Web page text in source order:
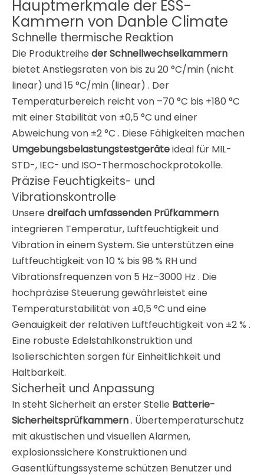
Hauptmerkmale der ESS-
Kammern von Danble Climate
Schnelle thermische Reaktion
Die Produktreihe der Schnellwechselkammern
bietet Anstiegsraten von bis zu 20 °C/min (nicht
linear) und 15 °C/min (linear) . Der
Temperaturbereich reicht von –70 °C bis +180 °C
mit einer Stabilität von ±0,5 °C und einer
Abweichung von ±2 °C . Diese Fähigkeiten machen
Umgebungsbelastungstestgeräteideal für MIL-
STD-, IEC- und ISO-Thermoschockprotokolle.
Präzise Feuchtigkeits- und
Vibrationskontrolle
Unsere dreifach umfassenden Prüfkammern
integrieren Temperatur, Luftfeuchtigkeit und
Vibration in einem System. Sie unterstützen eine
Luftfeuchtigkeit von 10 % bis 98 % RH und
Vibrationsfrequenzen von 5 Hz–3000 Hz . Die
hochpräzise Steuerung gewährleistet eine
Temperaturstabilität von ±0,5 °C und eine
Genauigkeit der relativen Luftfeuchtigkeit von ±2 % .
Eine robuste Edelstahlkonstruktion und
Isolierschichten sorgen für Einheitlichkeit und
Haltbarkeit.
Sicherheit und Anpassung
In steht Sicherheit an erster Stelle Batterie-
Sicherheitsprüfkammern. Übertemperaturschutz
mit akustischen und visuellen Alarmen,
explosionssichere Konstruktionen und
Gasentlüftungssysteme schützen Benutzer und